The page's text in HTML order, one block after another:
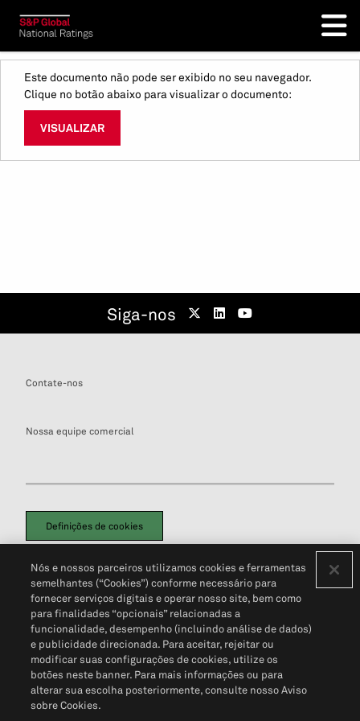
Este documento não pode ser exibido no seu navegador.
Clique no botão abaixo para visualizar o documento:
VISUALIZAR
Siga-nos
Contate-nos
Nossa equipe comercial
Definições de cookies
Política de PrivacidadePortal de privacidade do cliente (em inglês)
Não Venda Minhas Informações Pessoais© 2026 S&P Global
Nós e nossos parceiros utilizamos cookies e ferramentas
semelhantes (“Cookies”) conforme necessário para
fornecer serviços digitais e operar nosso site, bem como
para finalidades “opcionais” relacionadas a
funcionalidade, desempenho (incluindo análise de dados)
e publicidade direcionada. Para aceitar, rejeitar ou
modificar suas configurações de cookies, utilize os
botões neste banner. Para mais informações ou para
alterar sua escolha posteriormente, consulte nosso Aviso
sobre Cookies.